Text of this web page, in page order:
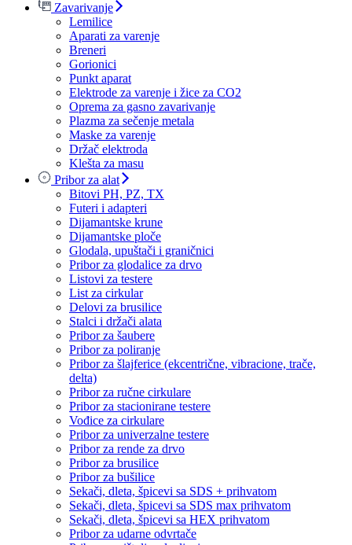
Zavarivanje
Lemilice
Aparati za varenje
Breneri
Gorionici
Punkt aparat
Elektrode za varenje i žice za CO2
Oprema za gasno zavarivanje
Plazma za sečenje metala
Maske za varenje
Držač elektroda
Klešta za masu
Pribor za alat
Bitovi PH, PZ, TX
Futeri i adapteri
Dijamantske krune
Dijamantske ploče
Glodala, upuštači i graničnici
Pribor za glodalice za drvo
Listovi za testere
List za cirkular
Delovi za brusilice
Stalci i držači alata
Pribor za šaubere
Pribor za poliranje
Pribor za šlajferice (ekcentrične, vibracione, trače,
delta)
Pribor za ručne cirkulare
Pribor za stacionirane testere
Vođice za cirkulare
Pribor za univerzalne testere
Pribor za rende za drvo
Pribor za brusilice
Pribor za bušilice
Sekači, dleta, špicevi sa SDS + prihvatom
Sekači, dleta, špicevi sa SDS max prihvatom
Sekači, dleta, špicevi sa HEX prihvatom
Pribor za udarne odvrtače